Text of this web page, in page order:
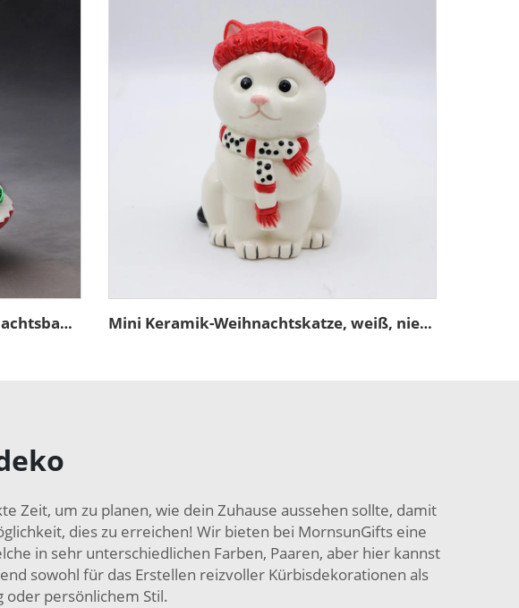
Neue keramische Bonbon-Weihnachtsbaum-Figur-Schmuck Mini Keramik-Weihnachtskatze, weiß, niedliches Figürchen
Zeit, um zu planen, wie dein Zuhause aussehen sollte, damit
dies zu erreichen! Wir bieten bei MornsunGifts eine
in sehr unterschiedlichen Farben, Paaren, aber hier kannst
sowohl für das Erstellen reizvoller Kürbisdekorationen als
oder persönlichem Stil.